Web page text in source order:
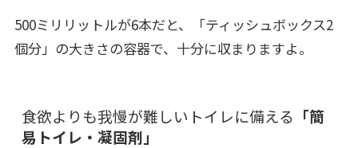
500ミリリットルが6本だと、「ティッシュボックス2
個分」の大きさの容器で、十分に収まりますよ。
食欲よりも我慢が難しいトイレに備える 「簡
易トイレ・凝固剤」